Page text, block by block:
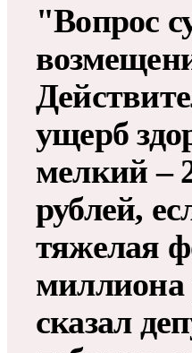
"Вопрос
ущерб
мелкий –
рублей,
тяжелая
миллиона
сказал